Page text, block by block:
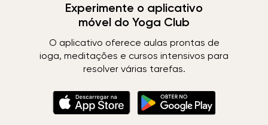
Experimente o aplicativo
móvel do Yoga Club
O aplicativo oferece aulas prontas de
ioga, meditações e cursos intensivos para
resolver várias tarefas.